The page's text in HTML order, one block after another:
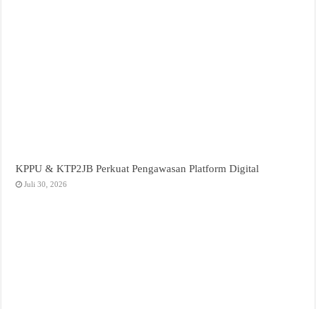
KPPU & KTP2JB Perkuat Pengawasan Platform Digital
Juli 30, 2026